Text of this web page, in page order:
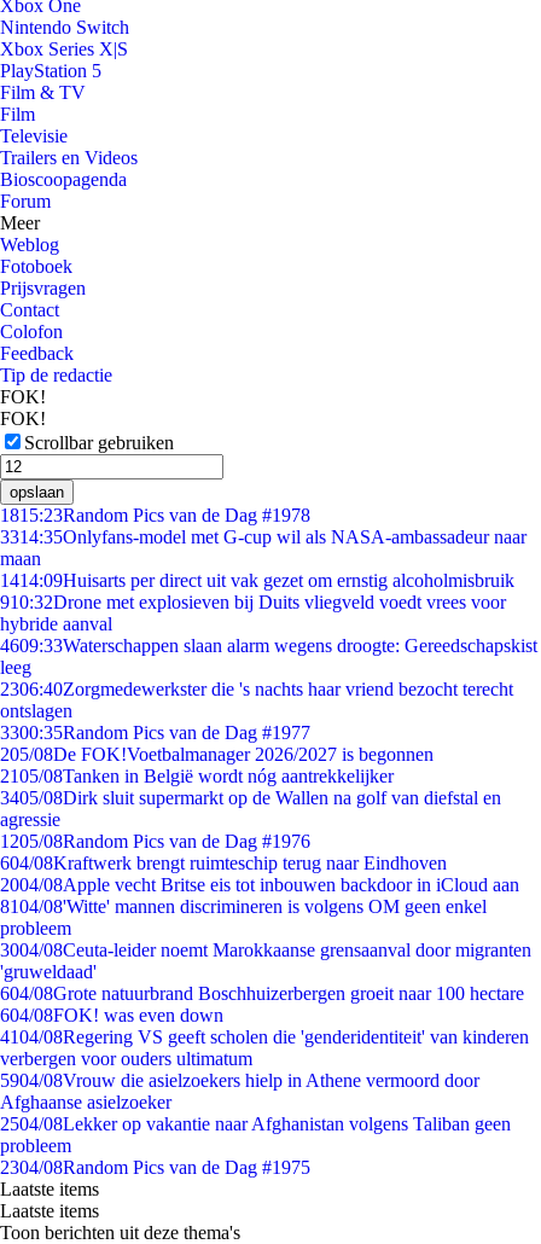
Xbox One
Nintendo Switch
Xbox Series X|S
PlayStation 5
Film & TV
Film
Televisie
Trailers en Videos
Bioscoopagenda
Forum
Meer
Weblog
Fotoboek
Prijsvragen
Contact
Colofon
Feedback
Tip de redactie
FOK!
FOK!
Scrollbar gebruiken
opslaan
1815:23Random Pics van de Dag #1978
3314:35Onlyfans-model met G-cup wil als NASA-ambassadeur naar
maan
1414:09Huisarts per direct uit vak gezet om ernstig alcoholmisbruik
910:32Drone met explosieven bij Duits vliegveld voedt vrees voor
hybride aanval
4609:33Waterschappen slaan alarm wegens droogte: Gereedschapskist
leeg
2306:40Zorgmedewerkster die 's nachts haar vriend bezocht terecht
ontslagen
3300:35Random Pics van de Dag #1977
205/08De FOK!Voetbalmanager 2026/2027 is begonnen
2105/08Tanken in België wordt nóg aantrekkelijker
3405/08Dirk sluit supermarkt op de Wallen na golf van diefstal en
agressie
1205/08Random Pics van de Dag #1976
604/08Kraftwerk brengt ruimteschip terug naar Eindhoven
2004/08Apple vecht Britse eis tot inbouwen backdoor in iCloud aan
8104/08'Witte' mannen discrimineren is volgens OM geen enkel
probleem
3004/08Ceuta-leider noemt Marokkaanse grensaanval door migranten
'gruweldaad'
604/08Grote natuurbrand Boschhuizerbergen groeit naar 100 hectare
604/08FOK! was even down
4104/08Regering VS geeft scholen die 'genderidentiteit' van kinderen
verbergen voor ouders ultimatum
5904/08Vrouw die asielzoekers hielp in Athene vermoord door
Afghaanse asielzoeker
2504/08Lekker op vakantie naar Afghanistan volgens Taliban geen
probleem
2304/08Random Pics van de Dag #1975
Laatste items
Laatste items
Toon berichten uit deze thema's